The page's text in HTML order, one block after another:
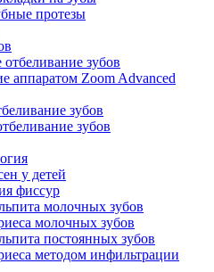
протезы
зубов
аппаратом Zoom Advanced
зубов
зубов
у детей
фиссур
молочных зубов
молочных зубов
постоянных зубов
методом инфильтрации